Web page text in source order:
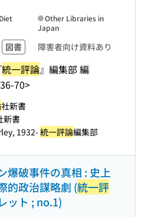
図書 障害者向け資料あり
統一評論』編集部 編
70>
Other Libraries in
Japan
社新書
新書
1932-統一評論編集部
爆破事件の真相 : 史上
的政治謀略劇 (統一評
ット ; no.1)